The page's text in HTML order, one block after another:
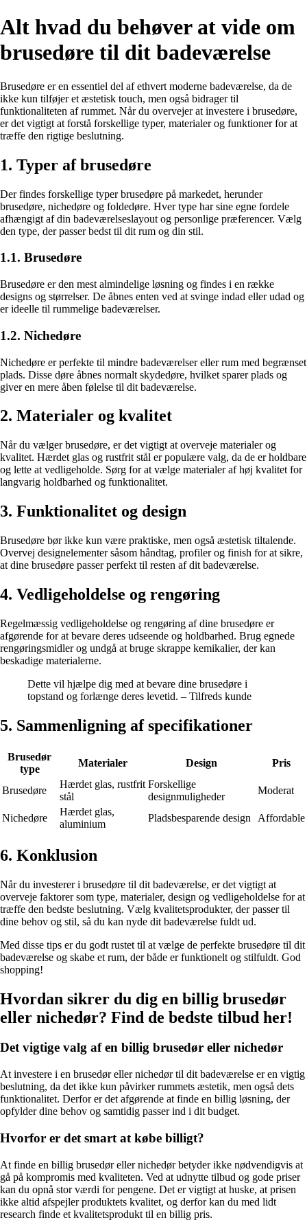
Alt hvad du behøver at vide om
brusedøre til dit badeværelse
Brusedøre er en essentiel del af ethvert moderne badeværelse, da de
ikke kun tilføjer et æstetisk touch, men også bidrager til
funktionaliteten af rummet. Når du overvejer at investere i brusedøre,
er det vigtigt at forstå forskellige typer, materialer og funktioner for at
træffe den rigtige beslutning.
1. Typer af brusedøre
Der findes forskellige typer brusedøre på markedet, herunder
brusedøre, nichedøre og foldedøre. Hver type har sine egne fordele
afhængigt af din badeværelseslayout og personlige præferencer. Vælg
den type, der passer bedst til dit rum og din stil.
1.1. Brusedøre
Brusedøre er den mest almindelige løsning og findes i en række
designs og størrelser. De åbnes enten ved at svinge indad eller udad og
er ideelle til rummelige badeværelser.
1.2. Nichedøre
Nichedøre er perfekte til mindre badeværelser eller rum med begrænset
plads. Disse døre åbnes normalt skydedøre, hvilket sparer plads og
giver en mere åben følelse til dit badeværelse.
2. Materialer og kvalitet
Når du vælger brusedøre, er det vigtigt at overveje materialer og
kvalitet. Hærdet glas og rustfrit stål er populære valg, da de er holdbare
og lette at vedligeholde. Sørg for at vælge materialer af høj kvalitet for
langvarig holdbarhed og funktionalitet.
3. Funktionalitet og design
Brusedøre bør ikke kun være praktiske, men også æstetisk tiltalende.
Overvej designelementer såsom håndtag, profiler og finish for at sikre,
at dine brusedøre passer perfekt til resten af dit badeværelse.
4. Vedligeholdelse og rengøring
Regelmæssig vedligeholdelse og rengøring af dine brusedøre er
afgørende for at bevare deres udseende og holdbarhed. Brug egnede
rengøringsmidler og undgå at bruge skrappe kemikalier, der kan
beskadige materialerne.
Dette vil hjælpe dig med at bevare dine brusedøre i
topstand og forlænge deres levetid. – Tilfreds kunde
5. Sammenligning af specifikationer
Brusedør
type
Materialer Design Pris
Brusedøre
Hærdet glas, rustfrit
stål
Forskellige
designmuligheder
Moderat
Nichedøre
Hærdet glas,
aluminium
Pladsbesparende design Affordable
6. Konklusion
Når du investerer i brusedøre til dit badeværelse, er det vigtigt at
overveje faktorer som type, materialer, design og vedligeholdelse for at
træffe den bedste beslutning. Vælg kvalitetsprodukter, der passer til
dine behov og stil, så du kan nyde dit badeværelse fuldt ud.
Med disse tips er du godt rustet til at vælge de perfekte brusedøre til dit
badeværelse og skabe et rum, der både er funktionelt og stilfuldt. God
shopping!
Hvordan sikrer du dig en billig brusedør
eller nichedør? Find de bedste tilbud her!
Det vigtige valg af en billig brusedør eller nichedør
At investere i en brusedør eller nichedør til dit badeværelse er en vigtig
beslutning, da det ikke kun påvirker rummets æstetik, men også dets
funktionalitet. Derfor er det afgørende at finde en billig løsning, der
opfylder dine behov og samtidig passer ind i dit budget.
Hvorfor er det smart at købe billigt?
At finde en billig brusedør eller nichedør betyder ikke nødvendigvis at
gå på kompromis med kvaliteten. Ved at udnytte tilbud og gode priser
kan du opnå stor værdi for pengene. Det er vigtigt at huske, at prisen
ikke altid afspejler produktets kvalitet, og derfor kan du med lidt
research finde et kvalitetsprodukt til en billig pris.